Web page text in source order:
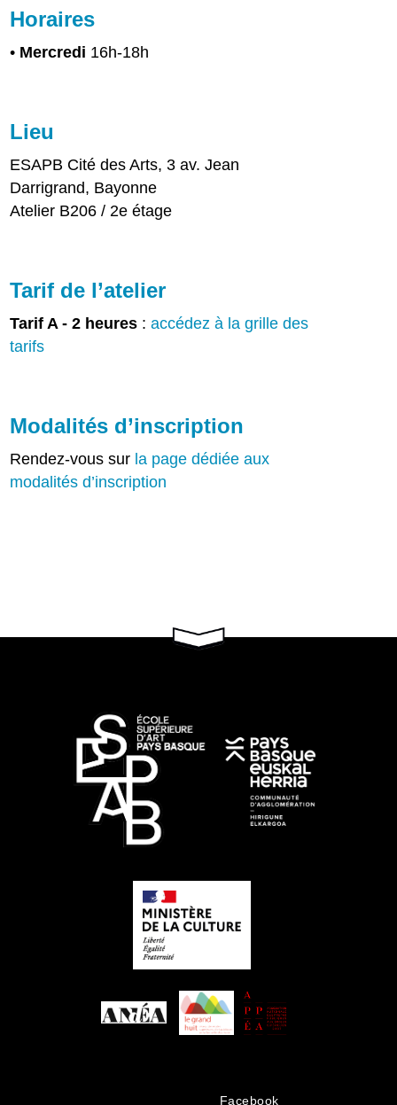
Horaires
• Mercredi 16h-18h
Lieu
ESAPB Cité des Arts, 3 av. Jean
Darrigrand, Bayonne
Atelier B206 / 2e étage
Tarif de l’atelier
Tarif A - 2 heures :accédez à la grille des
tarifs
Modalités d’inscription
Rendez-vous sur la page dédiée aux
modalités d’inscription
Facebook